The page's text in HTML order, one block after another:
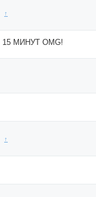
↑
15 МИНУТ OMG!
↑